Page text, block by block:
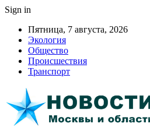
Sign in
Пятница, 7 августа, 2026
Экология
Общество
Происшествия
Транспорт